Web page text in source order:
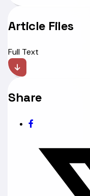
Article Files
Full Text
Share